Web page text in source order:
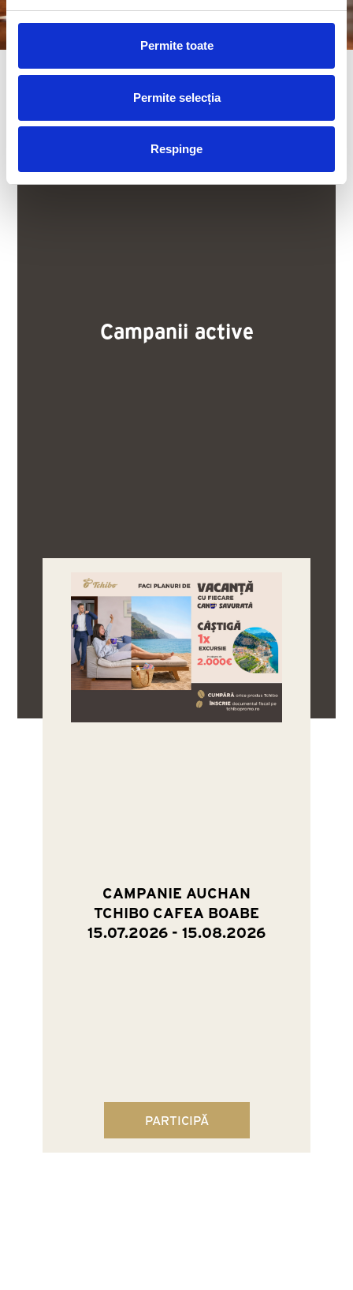
Permite toate
Permite selecția
Respinge
Campanii active
CAMPANIE AUCHAN
TCHIBO CAFEA BOABE
15.07.2026 - 15.08.2026
PARTICIPĂ